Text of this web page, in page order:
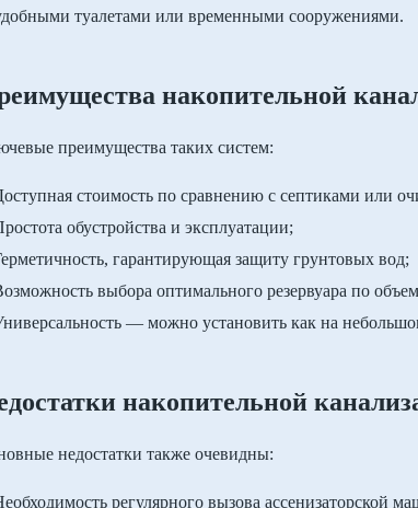
туалетами или временными сооружениями.
накопительной
преимущества таких систем:
стоимость по сравнению с септиками или
обустройства и эксплуатации;
гарантирующая защиту грунтовых вод;
выбора оптимального резервуара по
— можно установить как на
накопительной
недостатки также очевидны:
регулярного вызова ассенизаторской